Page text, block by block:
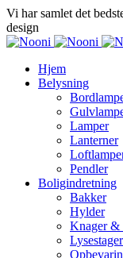
Vi har samlet det
design
Hjem
Belysning
Lamper
Lanterner
Pendler
Boligindretning
Bakker
Hylder
Knager &
Lysestager